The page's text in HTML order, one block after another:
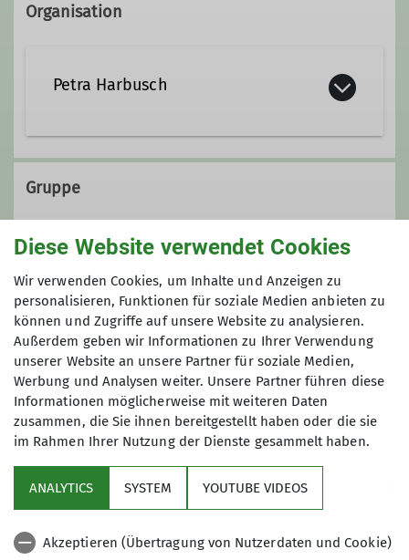
Organisation
Petra Harbusch
0172 5651591
Gruppe
Gruppe BEST - Bergsteigen und
Bergwandern
Wir sind in unserer Sektion eine
offene Gruppe von Frauen und
Männern, die Spaß haben am
Bergsteigen/Bergwandern.
Kontakt aufnehmen
Details
Sektion
Diese Website verwendet Cookies
Wir verwenden Cookies, um Inhalte und Anzeigen zu
personalisieren, Funktionen für soziale Medien anbieten zu
können und Zugriffe auf unsere Website zu analysieren.
Außerdem geben wir Informationen zu Ihrer Verwendung
unserer Website an unsere Partner für soziale Medien,
Werbung und Analysen weiter. Unsere Partner führen diese
Informationen möglicherweise mit weiteren Daten
zusammen, die Sie ihnen bereitgestellt haben oder die sie
im Rahmen Ihrer Nutzung der Dienste gesammelt haben.
ANALYTICS SYSTEM YOUTUBE VIDEOS
Akzeptieren (Übertragung von Nutzerdaten und Cookie)